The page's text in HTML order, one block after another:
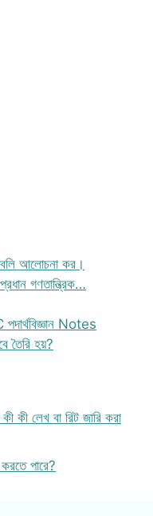
আলোচনা কর।
গণতান্ত্রিক…
পদার্থবিজ্ঞান Notes
তৈরি হয়?
কী লেখ বা রিট জারি করা
পারে?